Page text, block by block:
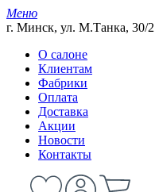
Меню
г. Минск, ул. М.Танка, 30/2
О салоне
Клиентам
Фабрики
Оплата
Доставка
Акции
Новости
Контакты